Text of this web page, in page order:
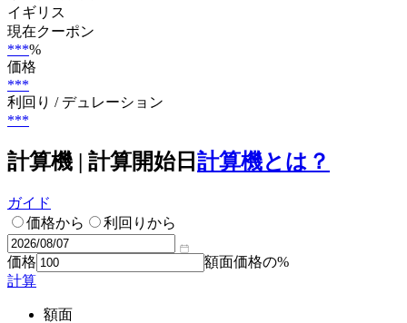
イギリス
現在クーポン
***%
価格
***
利回り / デュレーション
***
計算機 | 計算開始日 計算機とは？
ガイド
価格から
利回りから
価格
額面価格の%
計算
額面